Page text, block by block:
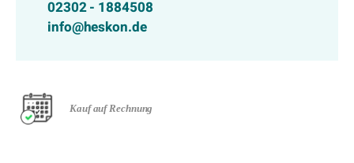
02302 - 1884508
info@heskon.de
Kauf auf Rechnung